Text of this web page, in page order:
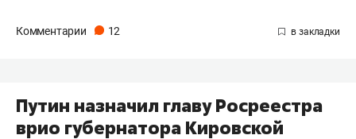
Комментарии 12
Путин назначил главу Росреестра
врио губернатора Кировской